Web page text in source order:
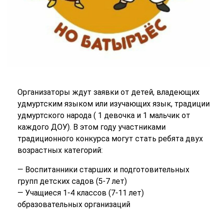
Организаторы ждут заявки от детей, владеющих
удмуртским языком или изучающих язык, традиции
удмуртского народа ( 1 девочка и 1 мальчик от
каждого ДОУ). В этом году участниками
традиционного конкурса могут стать ребята двух
возрастных категорий:
— Воспитанники старших и подготовительных
групп детских садов (5-7 лет)
— Учащиеся 1-4 классов (7-11 лет)
образовательных организаций